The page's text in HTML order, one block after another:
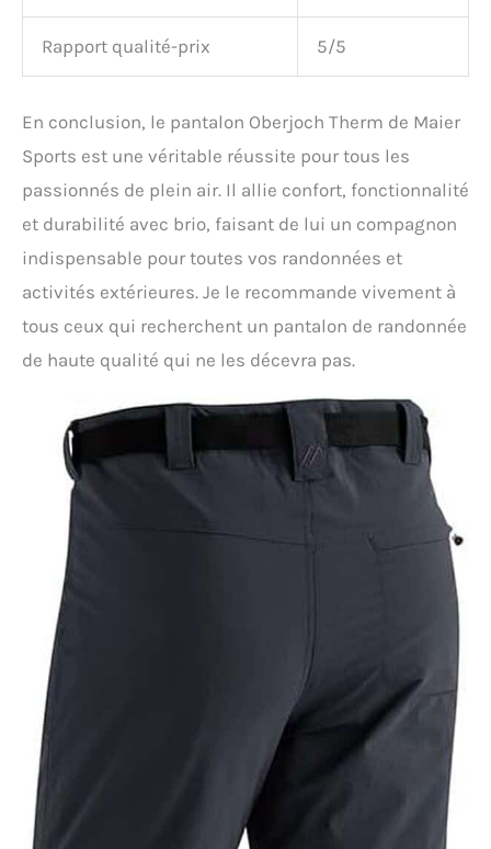
Rapport qualité-prix 5/5
En conclusion, le pantalon Oberjoch Therm de Maier
Sports est une véritable réussite pour tous les
passionnés de plein air. Il allie confort, fonctionnalité
et durabilité avec brio, faisant de lui un compagnon
indispensable pour toutes vos randonnées et
activités extérieures. Je le recommande vivement à
tous ceux qui recherchent un pantalon de randonnée
de haute qualité qui ne les décevra pas.